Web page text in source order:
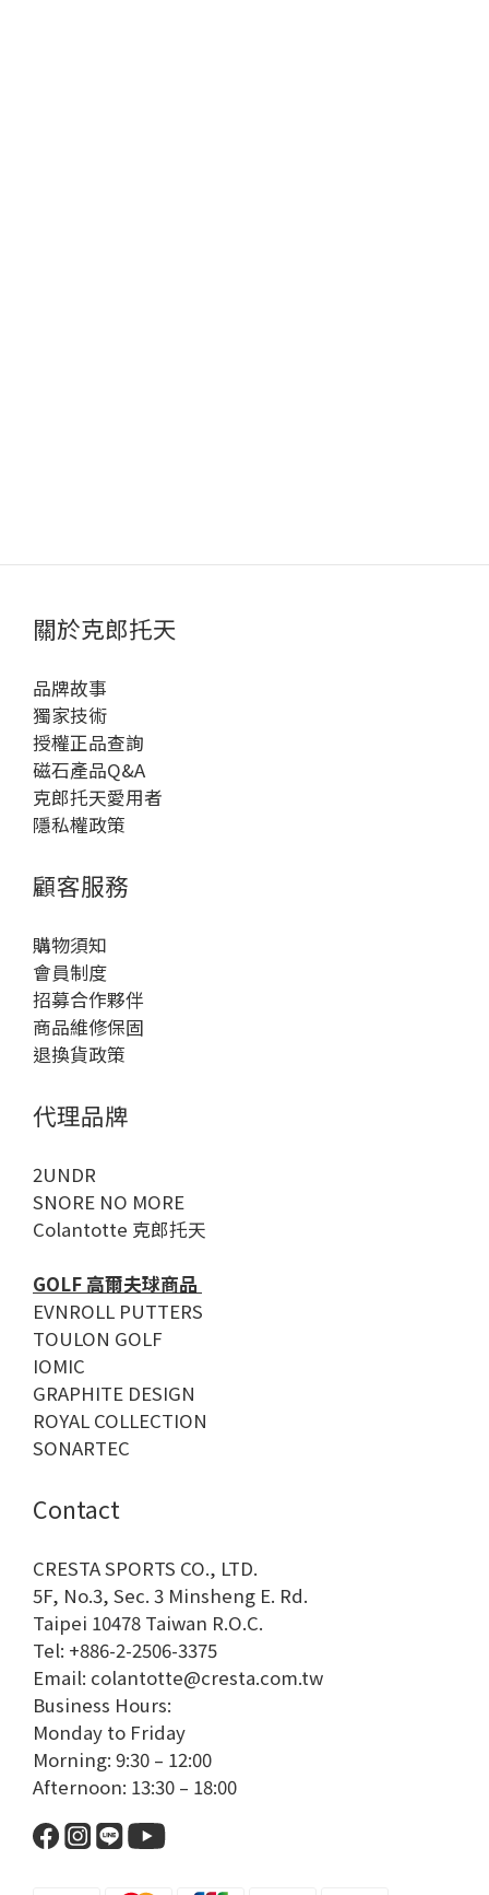
關於克郎托天
品牌故事
獨家技術
授權正品查詢
磁石產品Q&A
克郎托天愛用者
隱私權政策
顧客服務
購物須知
會員制度
招募合作夥伴
商品維修保固
退換貨政策
代理品牌
2UNDR
SNORE NO MORE
Colantotte 克郎托天
GOLF 高爾夫球商品
EVNROLL PUTTERS
TOULON GOLF
IOMIC
GRAPHITE DESIGN
ROYAL COLLECTION
SONARTEC
Contact
CRESTA SPORTS CO., LTD.
5F, No.3, Sec. 3 Minsheng E. Rd.
Taipei 10478 Taiwan R.O.C.
Tel: +886-2-2506-3375
Email: colantotte@cresta.com.tw
Business Hours:
Monday to Friday
Morning: 9:30 – 12:00
Afternoon: 13:30 – 18:00